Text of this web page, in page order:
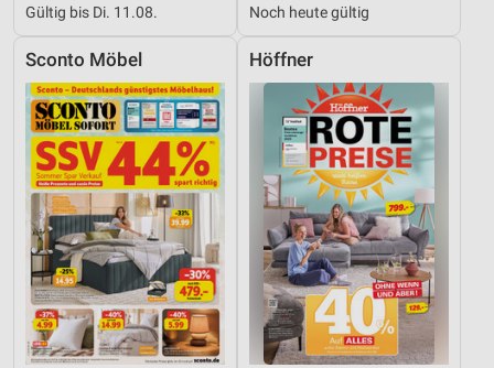
Gültig bis Di. 11.08. Noch heute gültig
Sconto Möbel Höffner